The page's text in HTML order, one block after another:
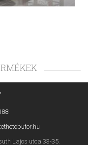
Lajos utca 33-35.